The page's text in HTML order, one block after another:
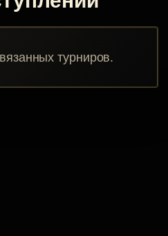
турниров.